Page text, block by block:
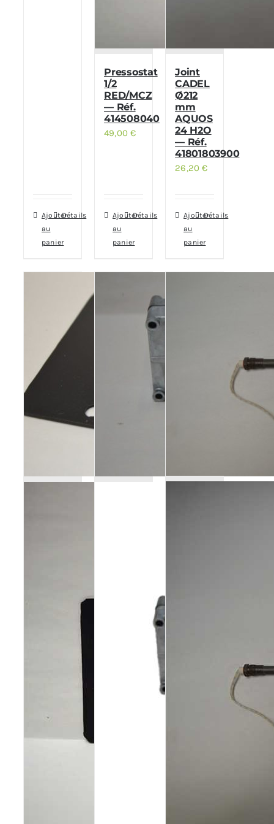
Ajouter
au
panier
Détails
Pressostat
1/2
RED/MCZ
— Réf.
414508040
49,00€
Ajouter
au
panier
Détails
Joint
CADEL
Ø212
mm
AQUOS
24 H2O
— Réf.
41801803900
26,20€
Ajouter
au
panier
Détails